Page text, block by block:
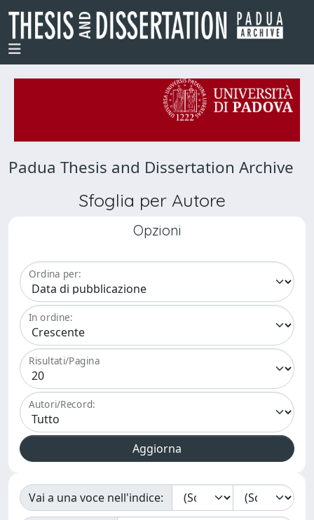
Padua Thesis and Dissertation Archive
Sfoglia per Autore
Opzioni
Ordina per:
In ordine:
Risultati/Pagina
Autori/Record:
Vai a una voce nell'indice: